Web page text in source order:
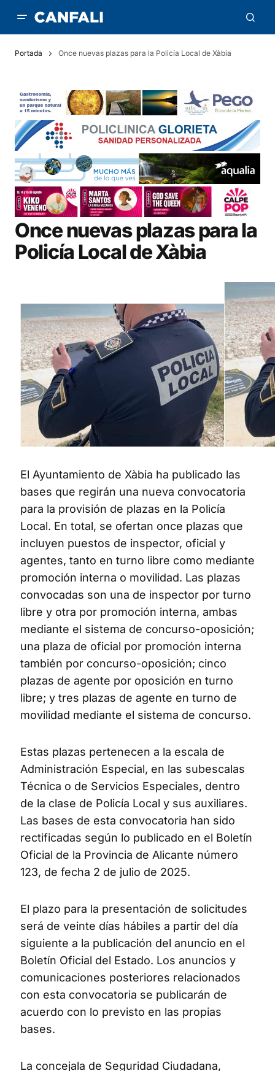
Portada Once nuevas plazas para la Policía Local de Xàbia
Once nuevas plazas para la
Policía Local de Xàbia
El Ayuntamiento de Xàbia ha publicado las
bases que regirán una nueva convocatoria
para la provisión de plazas en la Policía
Local. En total, se ofertan once plazas que
incluyen puestos de inspector, oficial y
agentes, tanto en turno libre como mediante
promoción interna o movilidad. Las plazas
convocadas son una de inspector por turno
libre y otra por promoción interna, ambas
mediante el sistema de concurso-oposición;
una plaza de oficial por promoción interna
también por concurso-oposición; cinco
plazas de agente por oposición en turno
libre; y tres plazas de agente en turno de
movilidad mediante el sistema de concurso.
Estas plazas pertenecen a la escala de
Administración Especial, en las subescalas
Técnica o de Servicios Especiales, dentro
de la clase de Policía Local y sus auxiliares.
Las bases de esta convocatoria han sido
rectificadas según lo publicado en el Boletín
Oficial de la Provincia de Alicante número
123, de fecha 2 de julio de 2025.
El plazo para la presentación de solicitudes
será de veinte días hábiles a partir del día
siguiente a la publicación del anuncio en el
Boletín Oficial del Estado. Los anuncios y
comunicaciones posteriores relacionados
con esta convocatoria se publicarán de
acuerdo con lo previsto en las propias
bases.
La concejala de Seguridad Ciudadana,